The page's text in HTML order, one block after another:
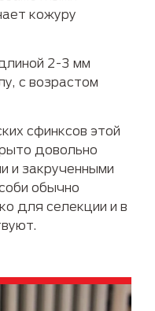
кожуру
2-3 мм
с возрастом
сфинксов этой
довольно
и закрученными
обычно
для селекции и в